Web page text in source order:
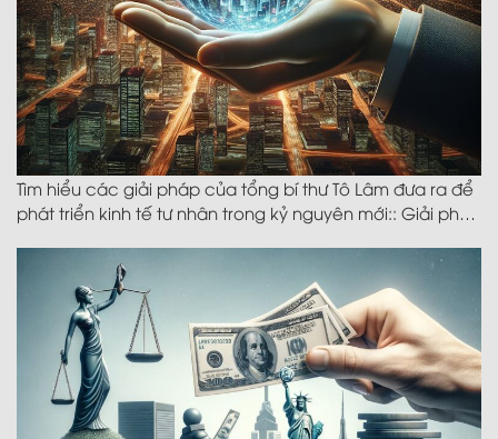
Tìm hiểu các giải pháp của tổng bí thư Tô Lâm đưa ra để
phát triển kinh tế tư nhân trong kỷ nguyên mới:: Giải pháp
chuyển đổi số